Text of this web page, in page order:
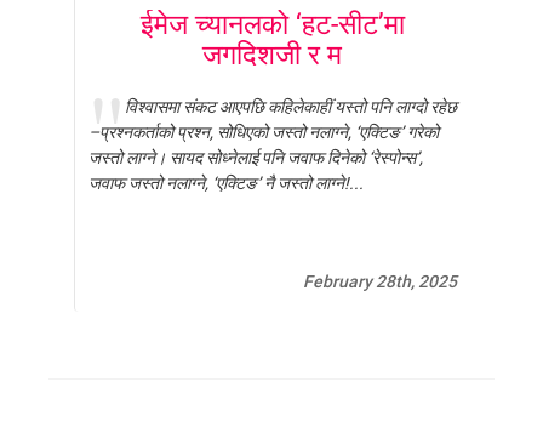
ईमेज च्यानलको ‘हट-सीट’मा
जगदिशजी र म
विश्वासमा संकट आएपछि कहिलेकाहीं यस्तो पनि लाग्दो रहेछ
–प्रश्नकर्ताको प्रश्न, सोधिएको जस्तो नलाग्ने, ‘एक्टिङ’ गरेको
जस्तो लाग्ने। सायद सोध्नेलाई पनि जवाफ दिनेको ‘रेस्पोन्स’,
जवाफ जस्तो नलाग्ने, ‘एक्टिङ’ नै जस्तो लाग्ने!...
February 28th, 2025